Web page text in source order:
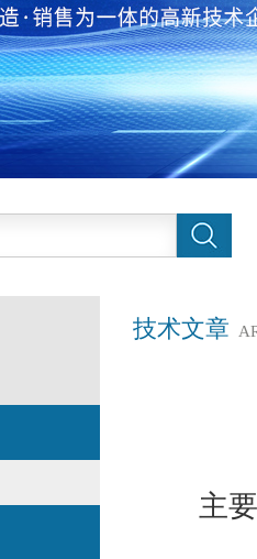
技术文章
主要